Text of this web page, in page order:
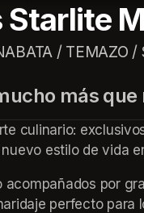
Starlite
/ TEMAZO /
más que
culinario:
estilo de vida
acompañados por
perfecto para